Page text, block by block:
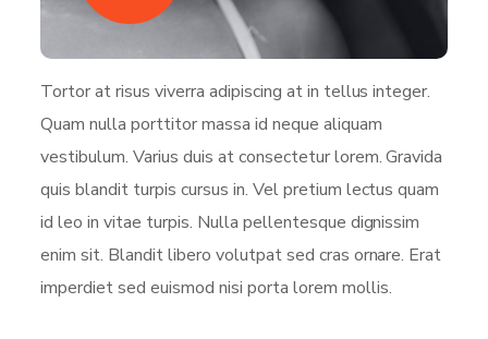
Tortor at risus viverra adipiscing at in tellus integer.
Quam nulla porttitor massa id neque aliquam
vestibulum. Varius duis at consectetur lorem. Gravida
quis blandit turpis cursus in. Vel pretium lectus quam
id leo in vitae turpis. Nulla pellentesque dignissim
enim sit. Blandit libero volutpat sed cras ornare. Erat
imperdiet sed euismod nisi porta lorem mollis.